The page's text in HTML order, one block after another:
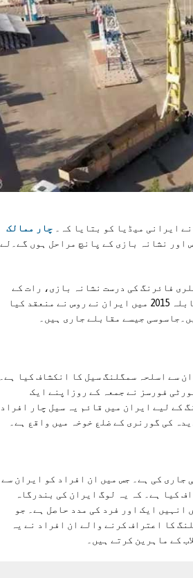
ایرانی میڈیا کو بتایا کہ۔ چار ممالک
اور نشانہ بازی کے پانچ مراحل ہوں گے۔لے
فائرنگ کی درست نشانہ بازی، رات کے
وقت یہ مقابلے 6 ستمبر کو ختم ہوں گے، اس طرح کا سب سے پہلا مقابلہ 2015 میں ايران نے روس نے منعقد کیا
سے اسلحہ سمگلنگ سیل کا انکشاف کیا ہے۔
فورسز نے جمعہ کے روزاپنے ایک
کے لیے ايران ميں قائم یہ سیل چار افراد
کی گورنری کے ضلع خوخہ میں واقع ہے۔
جاری کی ہے۔ جس میں ان افراد کو ايران سے
کیا ہے۔ کہ یہ لوگ ایران کی بندرگاہ
انہیں ایک اور فرد کی مدد حاصل ہے۔ جو
کا اعتراف کرنے والے ان افراد نے یہ
کے ماہرین کرتے ہیں۔